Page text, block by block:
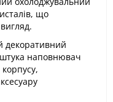
що
декоративний
наповнювач